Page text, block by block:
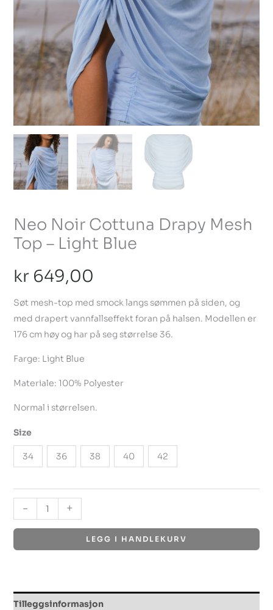
Neo Noir Cottuna Drapy Mesh
Top – Light Blue
kr649,00
Søt mesh-top med smock langs sømmen på siden, og
med drapert vannfallseffekt foran på halsen. Modellen er
176 cm høy og har på seg størrelse 36.
Farge: Light Blue
Materiale: 100% Polyester
Normal i størrelsen.
Size
34 36 38 40 42
- +
LEGG I HANDLEKURV
Tilleggsinformasjon